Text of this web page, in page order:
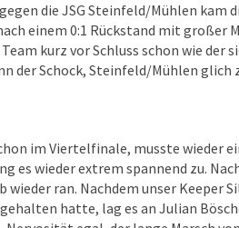
die JSG Steinfeld/Mühlen kam
einem 0:1 Rückstand mit großer
kurz vor Schluss schon wie der
der Schock, Steinfeld/Mühlen glich
im Viertelfinale, musste wieder
es wieder extrem spannend zu.
ran. Nachdem unser Keeper
hatte, lag es an Julian